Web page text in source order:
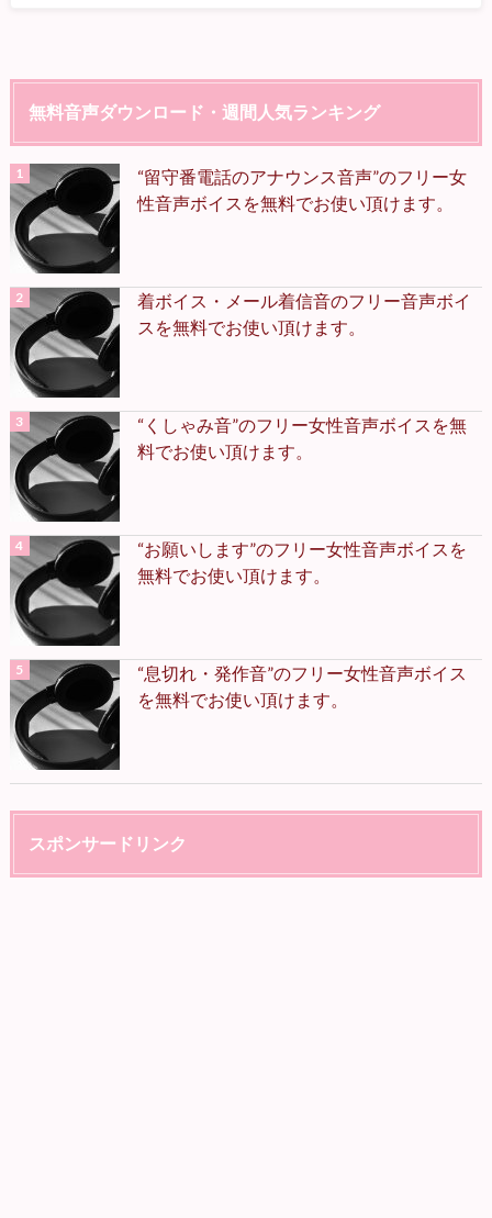
無料音声ダウンロード・週間人気ランキング
“留守番電話のアナウンス音声”のフリー女
性音声ボイスを無料でお使い頂けます。
着ボイス・メール着信音のフリー音声ボイ
スを無料でお使い頂けます。
“くしゃみ音”のフリー女性音声ボイスを無
料でお使い頂けます。
“お願いします”のフリー女性音声ボイスを
無料でお使い頂けます。
“息切れ・発作音”のフリー女性音声ボイス
を無料でお使い頂けます。
スポンサードリンク